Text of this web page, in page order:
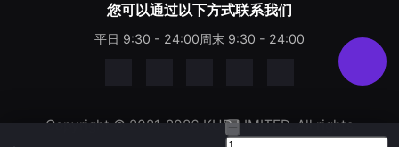
您可以通过以下方式联系我们
平日 9:30 - 24:00周末 9:30 - 24:00
Copyright © 2021-2026 KUD LIMITED. All rights
reserved.